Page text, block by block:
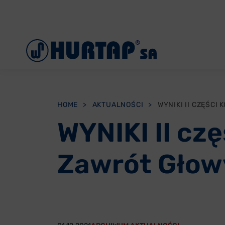
HOME > AKTUALNOŚCI >
WYNIKI II
Zawrót
Aktualności